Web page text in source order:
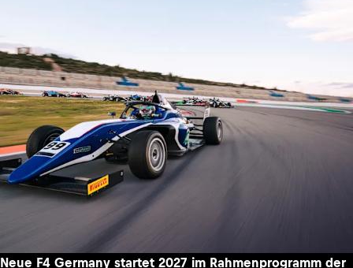
Neue F4 Germany startet 2027 im Rahmenprogramm der